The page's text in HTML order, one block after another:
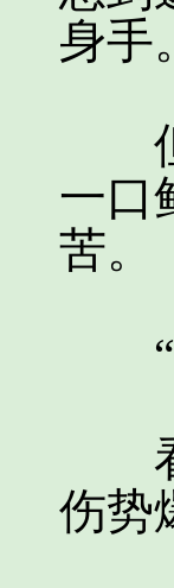
身手。
但
一口
苦。
“
看
伤势